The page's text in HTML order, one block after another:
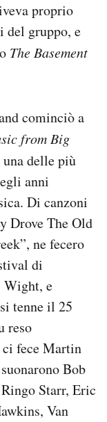
proprio
del gruppo, e
The Basement
cominciò a
from Big
una delle più
anni
Di canzoni
Drove The Old
ne fecero
di
Wight, e
tenne il 25
reso
ci fece Martin
Bob
Starr, Eric
Van